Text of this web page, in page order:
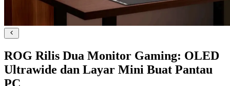
ROG Rilis Dua Monitor Gaming: OLED
Ultrawide dan Layar Mini Buat Pantau